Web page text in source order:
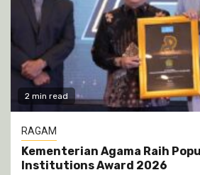
2 min read
RAGAM
Kementerian Agama Raih
Institutions Award 2026